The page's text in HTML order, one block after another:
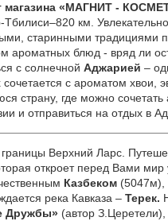
магазина «МАГНИТ -
км.
старинными традициями
ароматных блюд - вряд ли
с солнечной Аджарией –
с ароматом хвои,
страну, где можно
и отправиться на отдых в
Верхний Ларс.
откроет перед Вами
Казбеком (5047м),
река Кавказа – Терек.
Дружбы» (автор